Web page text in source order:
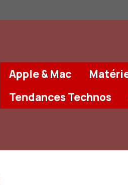
Apple & Mac
Tendances Technos